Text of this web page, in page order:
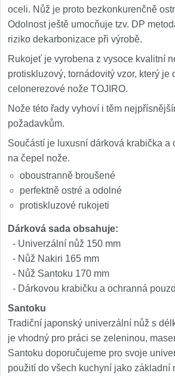
Nože Seburo HOGANI 20
Nože Tojiro
Nože Tojiro Shippu 2
Nože Tojiro Zen 1
Nože Samura
Nože Samura MO-V
Nože Samura Bamboo
Ostřiče nožů V-Sharp
Brúsky na nože 12
Doplnky a diely
Dopredaj
oceli. Nůž je proto bezkonkurenčně
Odolnost ještě umocňuje tzv. DP
riziko dekarbonizace při výrobě.
Rukojeť je vyrobena z vysoce kvalitní
protiskluzový, tornádovitý vzor, který je
celonerezové nože TOJIRO.
Nože této řady vyhoví i těm
požadavkům.
Součástí je luxusní dárková krabička a
na čepel nože.
oboustranně broušené
perfektně ostré a odolné
protiskluzové rukojeti
Dárková sada obsahuje:
- Univerzální nůž 150 mm
- Nůž Nakiri 165 mm
- Nůž Santoku 170 mm
- Dárkovou krabičku a ochranná
Santoku
Tradiční japonský univerzální nůž s
je vhodný pro práci se zeleninou,
Santoku doporučujeme pro svoje
použití do všech kuchyní jako základní